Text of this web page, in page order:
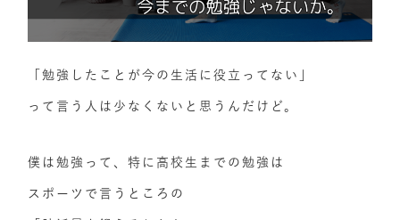
「勉強したことが今の生活に役立ってない」
って言う人は少なくないと思うんだけど。
僕は勉強って、特に高校生までの勉強は
スポーツで言うところの